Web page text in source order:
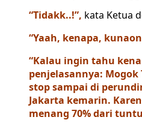
“Tidakk..!”, kata Ketua
“Yaah, kenapa,
“Kalau ingin tahu
penjelasannya:
stop sampai di
Jakarta kemarin.
menang 70% dari